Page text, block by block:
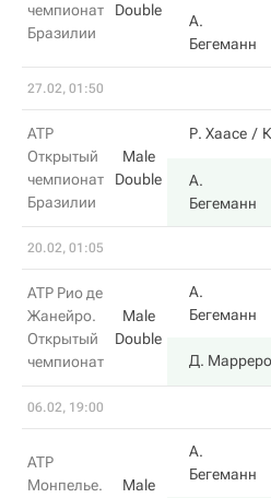
чемпионат
Бразилии
Double
А.
Бегеманн
27.02, 01:50
ATP
Открытый
чемпионат
Бразилии
Male
Double
Р. Хаасе
А.
Бегеманн
20.02, 01:05
ATP Рио де
Жанейро.
Открытый
чемпионат
Male
Double
А.
Бегеманн
Д. Марреро
06.02, 19:00
ATP
Монпелье.
Male
А.
Бегеманн